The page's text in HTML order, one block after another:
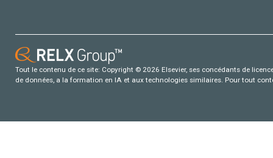
Tout le contenu de ce site: Copyright © 2026 Elsevier, ses concédants de
de données, a la formation en IA et aux technologies similaires. Pour tout